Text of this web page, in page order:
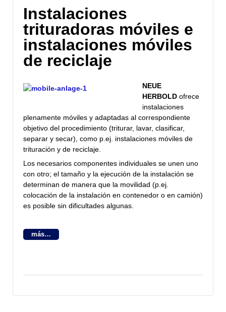
Instalaciones
trituradoras móviles e
instalaciones móviles
de reciclaje
NEUE
HERBOLD ofrece
instalaciones
plenamente móviles y adaptadas al correspondiente
objetivo del procedimiento (triturar, lavar, clasificar,
separar y secar), como p.ej. instalaciones móviles de
trituración y de reciclaje.
Los necesarios componentes individuales se unen uno
con otro; el tamaño y la ejecución de la instalación se
determinan de manera que la movilidad (p.ej.
colocación de la instalación en contenedor o en camión)
es posible sin dificultades algunas.
más…